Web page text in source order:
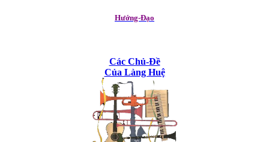
Hướng-Đạo
Các Chủ-Đề
Của Làng Huệ